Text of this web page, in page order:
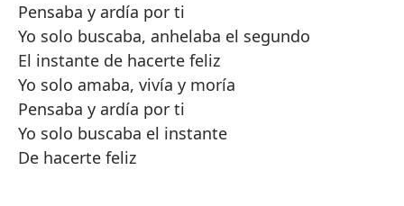
Pensaba y ardía por ti
Yo solo buscaba, anhelaba el segundo
El instante de hacerte feliz
Yo solo amaba, vivía y moría
Pensaba y ardía por ti
Yo solo buscaba el instante
De hacerte feliz